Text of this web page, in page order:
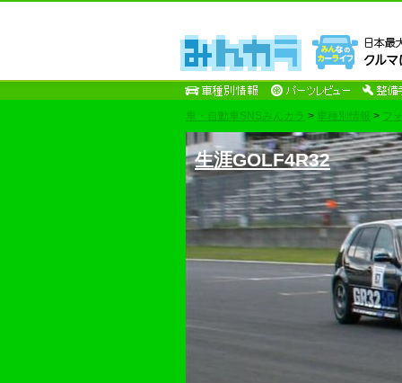
車・自動車SNSみんカラ > 車種別情報 > フ
生涯GOLF4R32